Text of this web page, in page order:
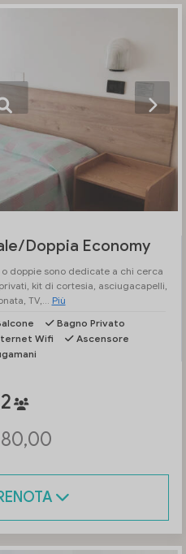
Doppia Economy
doppie sono dedicate a chi cerca
kit di cortesia, asciugacapelli,
TV,... Più
Bagno Privato
Wifi
Ascensore
2